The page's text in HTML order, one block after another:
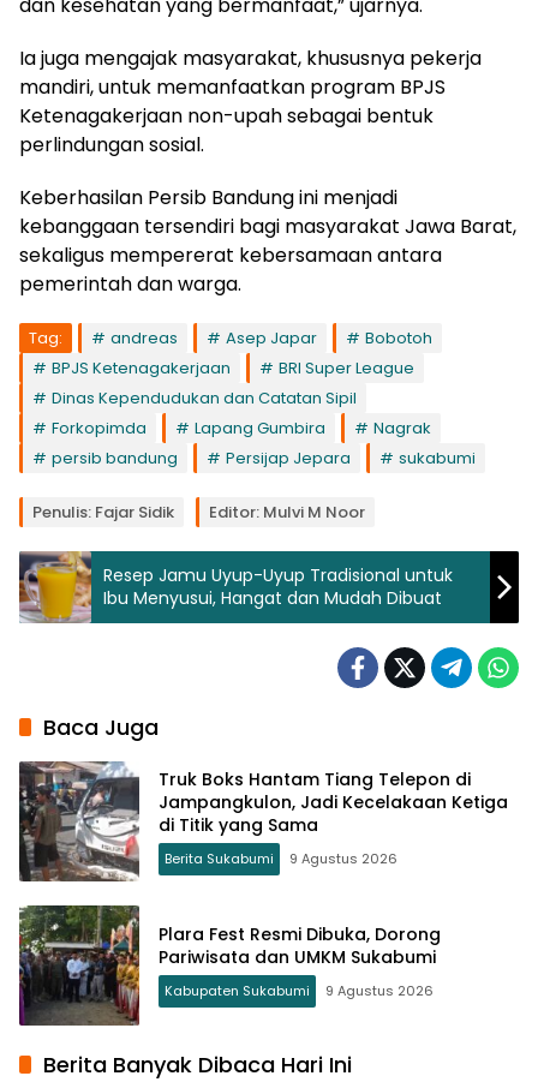
dan kesehatan yang bermanfaat,” ujarnya.
Ia juga mengajak masyarakat, khususnya pekerja
mandiri, untuk memanfaatkan program BPJS
Ketenagakerjaan non-upah sebagai bentuk
perlindungan sosial.
Keberhasilan Persib Bandung ini menjadi
kebanggaan tersendiri bagi masyarakat Jawa Barat,
sekaligus mempererat kebersamaan antara
pemerintah dan warga.
Tag: andreas Asep Japar
Bobotoh
BPJS Ketenagakerjaan
BRI Super League
Dinas Kependudukan dan Catatan Sipil
Forkopimda
Lapang Gumbira
Nagrak
persib bandung
Persijap Jepara sukabumi
Penulis: Fajar Sidik Editor: Mulvi M Noor
Resep Jamu Uyup-Uyup Tradisional untuk
Ibu Menyusui, Hangat dan Mudah Dibuat
Baca Juga
Truk Boks Hantam Tiang Telepon di
Jampangkulon, Jadi Kecelakaan Ketiga
di Titik yang Sama
Berita Sukabumi 9 Agustus 2026
Plara Fest Resmi Dibuka, Dorong
Pariwisata dan UMKM Sukabumi
Kabupaten Sukabumi 9 Agustus 2026
Berita Banyak Dibaca Hari Ini